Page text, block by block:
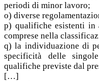
periodi di minor lavoro;
o) diverse
p) qualifiche esistenti in
comprese nella
q) la individuazione di
specificità delle
qualifiche previste dal
[…]